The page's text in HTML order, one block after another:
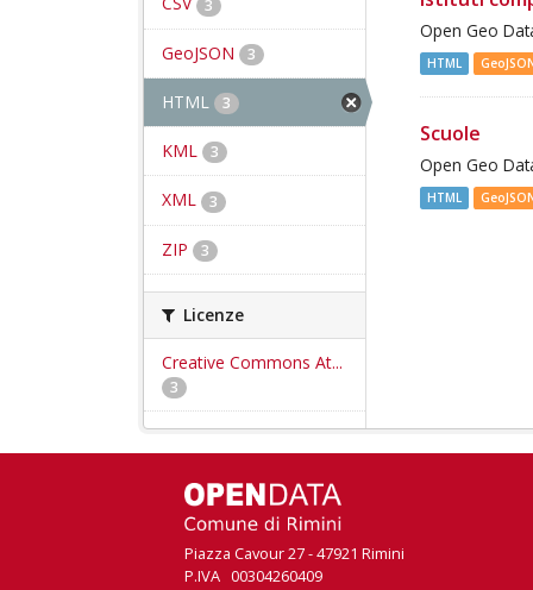
3
GeoJSON 3
HTML 3
KML 3
XML 3
ZIP 3
Licenze
Creative Commons At...
3
Open Geo
HTML
Scuole
Open Geo
HTML
Piazza Cavour 27 - 47921 Rimini
P.IVA 00304260409